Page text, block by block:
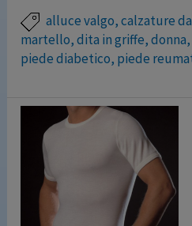
alluce valgo,calzature
martello,dita in griffe,donna
piede diabetico, piede
con il piede fasciato nei
per permettere la riduzione
durante la marcia. Sono
al contrafforte
tempo, con punta aperta,